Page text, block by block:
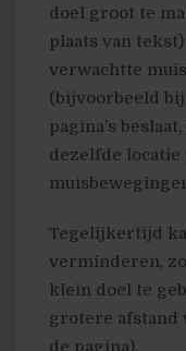
doel groot te
plaats van
verwachtte
(bijvoorbeeld
pagina’s
dezelfde
Tegelijkertijd
verminderen,
klein doel te
grotere afstand
de pagina).